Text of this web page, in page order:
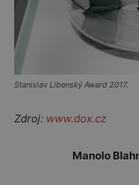
Stanislav Libenský Award 2017.
Zdroj: www.dox.cz
Manolo